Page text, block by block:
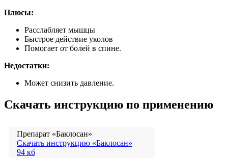
Плюсы:
Расслабляет мышцы
Быстрое действие уколов
Помогает от болей в спине.
Недостатки:
Может снизить давление.
Скачать инструкцию по применению
Препарат «Баклосан»
Скачать инструкцию «Баклосан»
94 кб